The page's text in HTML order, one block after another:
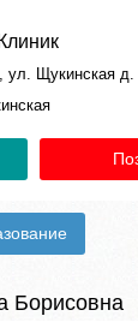
ул. Щукинская д.
Борисовна